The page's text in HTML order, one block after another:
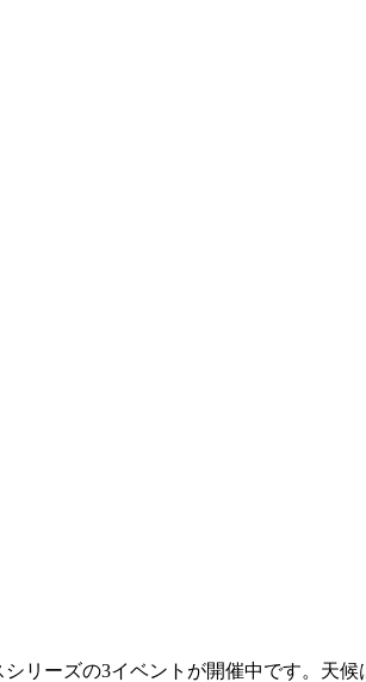
リーズの3イベントが開催中です。天